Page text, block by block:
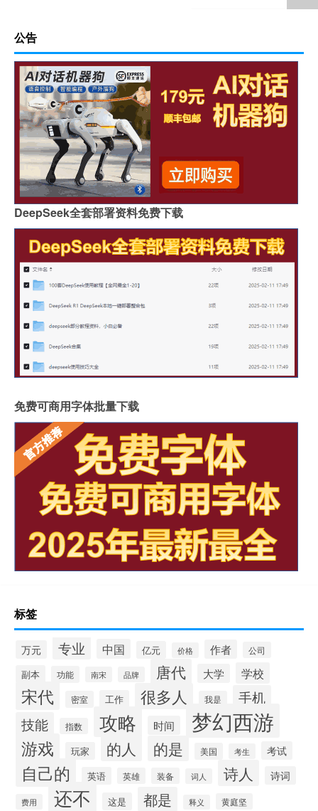
公告
DeepSeek全套部署资料免费下载
免费可商用字体批量下载
标签
万元 专业 中国 亿元 价格 作者 公司
副本 功能 南宋 品牌 唐代 大学 学校
宋代 密室 工作 很多人 我是
手机
技能
指数 攻略 时间 梦幻西游
游戏 玩家 的人 的是 美国 考生 考试
自己的 英语 英雄 装备 词人 诗人 诗词
费用 还不 这是 都是 释义 黄庭坚